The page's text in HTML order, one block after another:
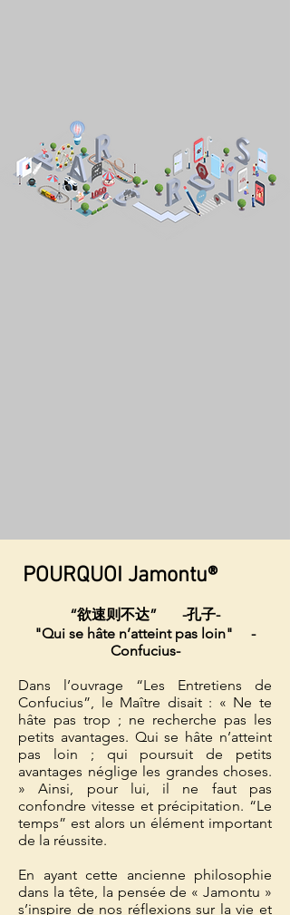
POURQUOI Jamontu®
“欲速则不达” -孔子-
"Qui se hâte n’atteint pas loin" -
Confucius-
Dans l’ouvrage “Les Entretiens de
Confucius”, le Maître disait : « Ne te
hâte pas trop ; ne recherche pas les
petits avantages. Qui se hâte n’atteint
pas loin ; qui poursuit de petits
avantages néglige les grandes choses.
» Ainsi, pour lui, il ne faut pas
confondre vitesse et précipitation. “Le
temps” est alors un élément important
de la réussite.
En ayant cette ancienne philosophie
dans la tête, la pensée de « Jamontu »
s’inspire de nos réflexions sur la vie et